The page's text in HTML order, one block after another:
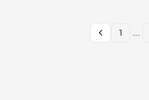
1 ...